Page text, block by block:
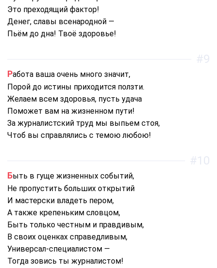
Это преходящий фактор!
Денег, славы всенародной —
Пьём до дна! Твоё здоровье!
Работа ваша очень много значит,
Порой до истины приходится ползти.
Желаем всем здоровья, пусть удача
Поможет вам на жизненном пути!
За журналистский труд мы выпьем стоя,
Чтоб вы справлялись с темою любою!
#9
Быть в гуще жизненных событий,
Не пропустить больших открытий
И мастерски владеть пером,
А также крепеньким словцом,
Быть только честным и правдивым,
В своих оценках справедливым,
Универсал-специалистом —
Тогда зовись ты журналистом!
#10